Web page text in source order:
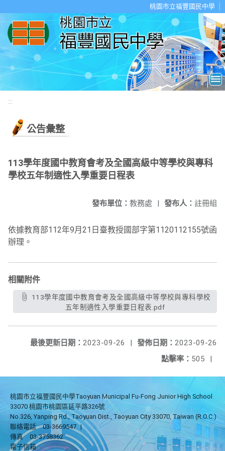
桃園市立福豐國民中學
:::
公告彙整
113學年度國中教育會考及全國高級中等學校與專科
學校五年制適性入學重要日程表
發布人： 註冊組
發布單位： 教務處 |
依據教育部112年9月21日臺教授國部字第1120112155號函
辦理。
相關附件
五年制適性入學重要日程表.pdf
發佈日期： 2023-09-26
最後更新日期： 2023-09-26
|
點擊率： 505 |
桃園市立福豐國民中學Taoyuan Municipal Fu-Fong Junior High School
33070 桃園市桃園區延平路326號
No.326, Yanping Rd., Taoyuan Dist., Taoyuan City 33070, Taiwan (R.O.C.)
聯絡電話
03-3669547 |
傳真
03-3758362
電子信箱